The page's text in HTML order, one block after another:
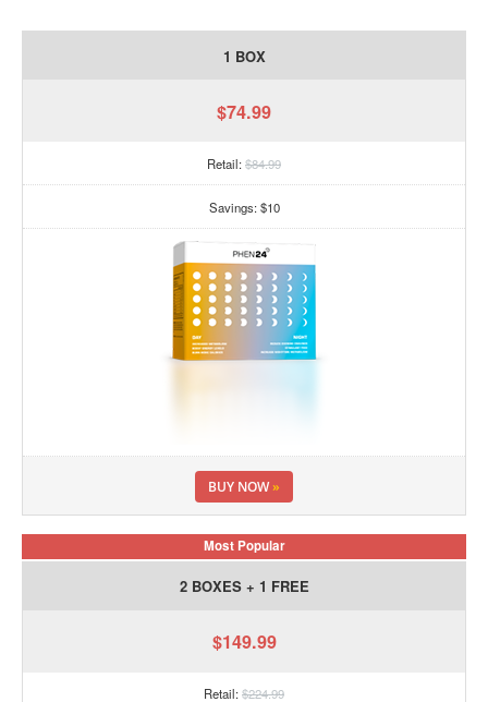
1 BOX
$74.99
Retail:$84.99
Savings: $10
BUY NOW»
Most Popular
2 BOXES + 1 FREE
$149.99
Retail:$224.99